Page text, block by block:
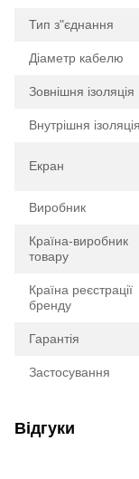
Тип з"єднання
Діаметр кабелю
Зовнішня ізоляція
Внутрішня ізоляція
Екран
Виробник
Країна-виробник
товару
Країна реєстрації
бренду
Гарантія
Застосування
Відгуки